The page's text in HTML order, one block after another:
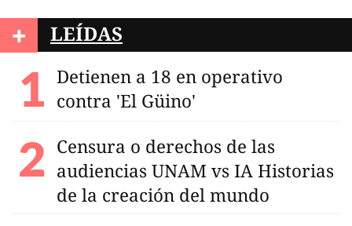
+ LEÍDAS
Detienen a 18 en operativo
contra 'El Güino'
Censura o derechos de las
audiencias UNAM vs IA Historias
de la creación del mundo